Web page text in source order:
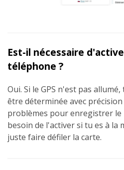
Est-il nécessaire
téléphone ?
Oui. Si le GPS n'est pas
être déterminée avec
problèmes pour enregistrer le
besoin de l'activer si tu es à la
juste faire défiler la carte.